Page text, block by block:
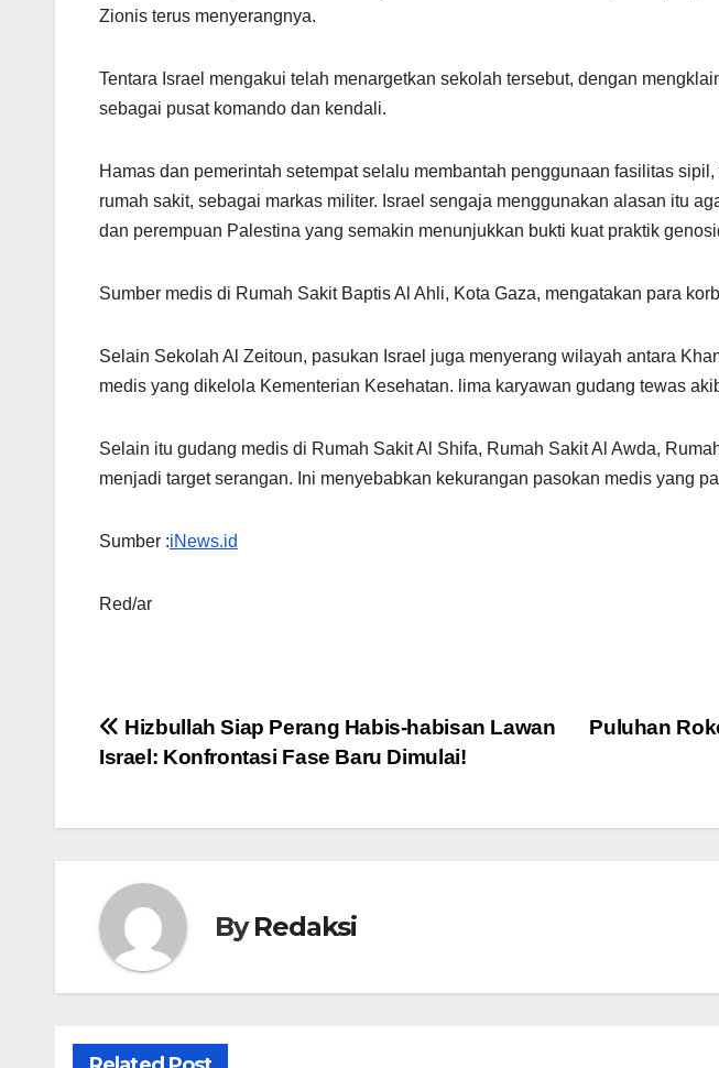
Zionis terus menyerangnya.
Tentara Israel mengakui telah menargetkan sekolah tersebut, dengan
sebagai pusat komando dan kendali.
Hamas dan pemerintah setempat selalu membantah penggunaan fasilitas
rumah sakit, sebagai markas militer. Israel sengaja menggunakan alasan itu
dan perempuan Palestina yang semakin menunjukkan bukti kuat praktik
Sumber medis di Rumah Sakit Baptis Al Ahli, Kota Gaza, mengatakan para
Selain Sekolah Al Zeitoun, pasukan Israel juga menyerang wilayah antara
medis yang dikelola Kementerian Kesehatan. lima karyawan gudang tewas
Selain itu gudang medis di Rumah Sakit Al Shifa, Rumah Sakit Al Awda,
menjadi target serangan. Ini menyebabkan kekurangan pasokan medis yang
Sumber :iNews.id
Red/ar
Navigasi
Puluhan
Hizbullah Siap Perang Habis-habisan Lawan
Israel: Konfrontasi Fase Baru Dimulai!
ByRedaksi